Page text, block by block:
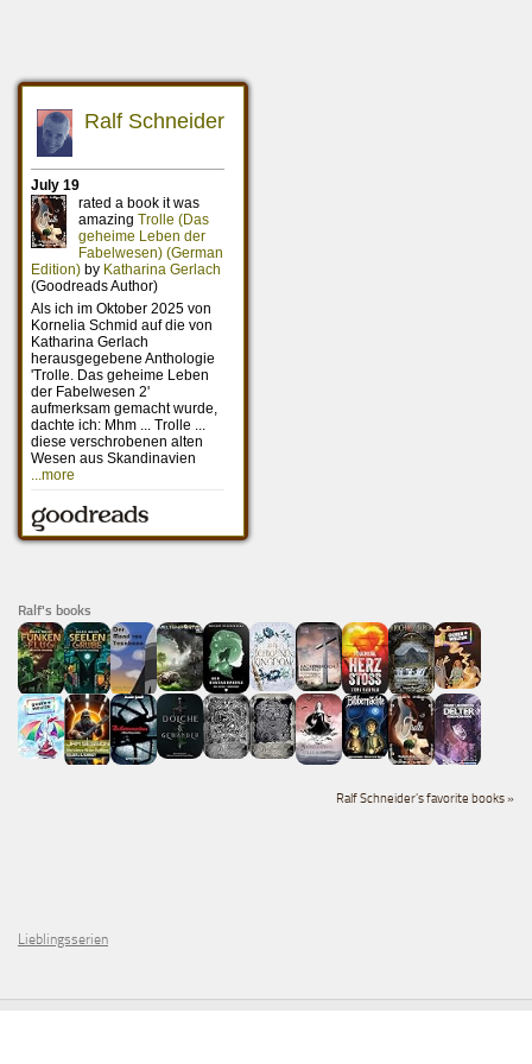
Ralf's books
Ralf Schneider's favorite books »
Lieblingsserien